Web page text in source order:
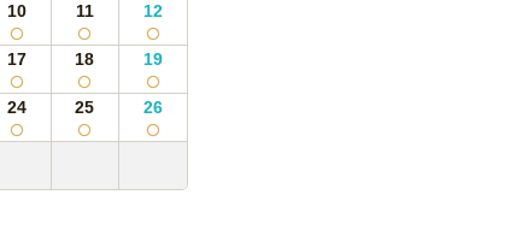
10 11 12
17 18 19
24 25 26